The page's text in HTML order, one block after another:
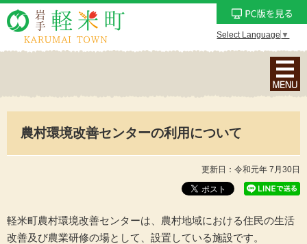
Select Language ▼
ナ
ビ
ン
メ
ュ
農村環境改善センターの利用について
更新日：令和元年 7月30日
軽米町農村環境改善センターは、農村地域における住民の生活
改善及び農業研修の場として、設置している施設です。